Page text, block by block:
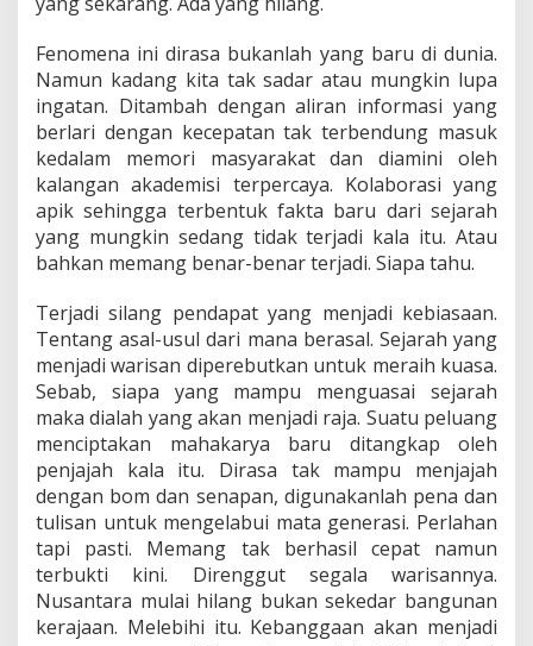
Fenomena ini dirasa bukanlah yang baru di dunia.
Namun kadang kita tak sadar atau mungkin lupa
ingatan. Ditambah dengan aliran informasi yang
berlari dengan kecepatan tak terbendung masuk
kedalam memori masyarakat dan diamini oleh
kalangan akademisi terpercaya. Kolaborasi yang
apik sehingga terbentuk fakta baru dari sejarah
yang mungkin sedang tidak terjadi kala itu. Atau
bahkan memang benar-benar terjadi. Siapa tahu.
Terjadi silang pendapat yang menjadi kebiasaan.
Tentang asal-usul dari mana berasal. Sejarah yang
menjadi warisan diperebutkan untuk meraih kuasa.
Sebab, siapa yang mampu menguasai sejarah
maka dialah yang akan menjadi raja. Suatu peluang
menciptakan mahakarya baru ditangkap oleh
penjajah kala itu. Dirasa tak mampu menjajah
dengan bom dan senapan, digunakanlah pena dan
tulisan untuk mengelabui mata generasi. Perlahan
tapi pasti. Memang tak berhasil cepat namun
terbukti kini. Direnggut segala warisannya.
Nusantara mulai hilang bukan sekedar bangunan
kerajaan. Melebihi itu. Kebanggaan akan menjadi